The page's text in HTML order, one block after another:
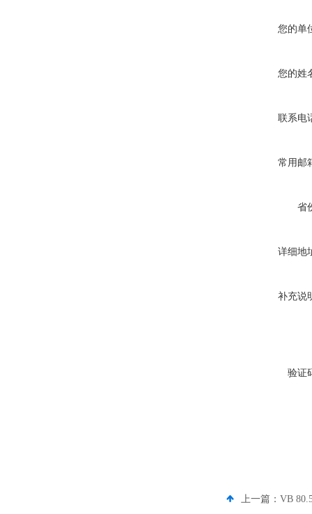
您的单
您的姓
联系电
常用邮
省
详细地
补充说
验证
上一篇： VB